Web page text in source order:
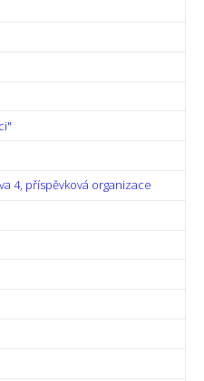
4, příspěvková organizace